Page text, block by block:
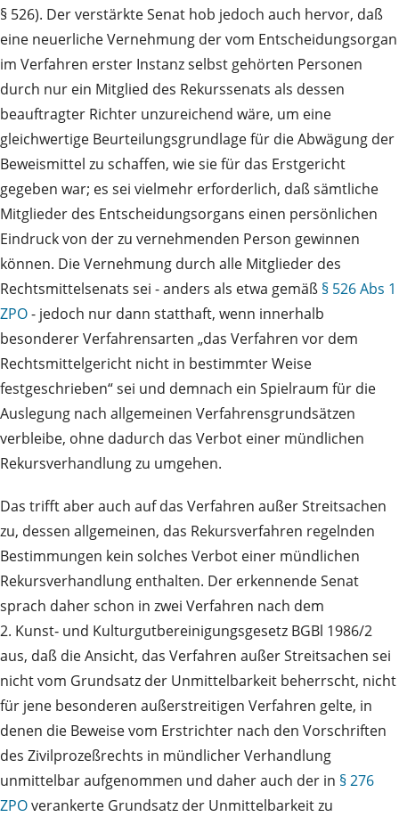
§ 526). Der verstärkte Senat hob jedoch auch hervor, daß
eine neuerliche Vernehmung der vom Entscheidungsorgan
im Verfahren erster Instanz selbst gehörten Personen
durch nur ein Mitglied des Rekurssenats als dessen
beauftragter Richter unzureichend wäre, um eine
gleichwertige Beurteilungsgrundlage für die Abwägung der
Beweismittel zu schaffen, wie sie für das Erstgericht
gegeben war; es sei vielmehr erforderlich, daß sämtliche
Mitglieder des Entscheidungsorgans einen persönlichen
Eindruck von der zu vernehmenden Person gewinnen
können. Die Vernehmung durch alle Mitglieder des
Rechtsmittelsenats sei - anders als etwa gemäß § 526 Abs 1
ZPO- jedoch nur dann statthaft, wenn innerhalb
besonderer Verfahrensarten „das Verfahren vor dem
Rechtsmittelgericht nicht in bestimmter Weise
festgeschrieben“ sei und demnach ein Spielraum für die
Auslegung nach allgemeinen Verfahrensgrundsätzen
verbleibe, ohne dadurch das Verbot einer mündlichen
Rekursverhandlung zu umgehen.
Das trifft aber auch auf das Verfahren außer Streitsachen
zu, dessen allgemeinen, das Rekursverfahren regelnden
Bestimmungen kein solches Verbot einer mündlichen
Rekursverhandlung enthalten. Der erkennende Senat
sprach daher schon in zwei Verfahren nach dem
2. Kunst‑ und Kulturgutbereinigungsgesetz BGBl 1986/2
aus, daß die Ansicht, das Verfahren außer Streitsachen sei
nicht vom Grundsatz der Unmittelbarkeit beherrscht, nicht
für jene besonderen außerstreitigen Verfahren gelte, in
denen die Beweise vom Erstrichter nach den Vorschriften
des Zivilprozeßrechts in mündlicher Verhandlung
unmittelbar aufgenommen und daher auch der in § 276
ZPOverankerte Grundsatz der Unmittelbarkeit zu